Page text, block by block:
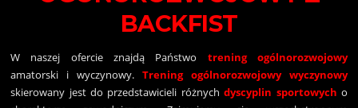
BACKFIST
W naszej ofercie znajdą Państwo trening ogólnorozwojowy
amatorski i wyczynowy. Trening ogólnorozwojowy wyczynowy
skierowany jest do przedstawicieli różnychdyscyplin sportowych o